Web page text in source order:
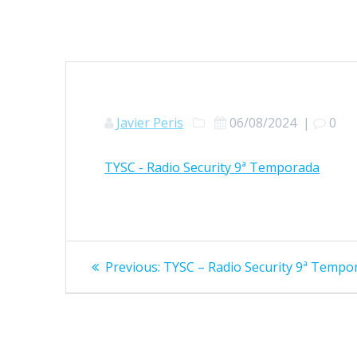
Javier Peris 06/08/2024| 0
TYSC - Radio Security 9ª Temporada
Navegación
de
Previous: Previous
TYSC – Radio Security 9ª